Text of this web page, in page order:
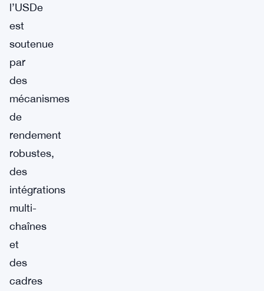
l’USDe
est
soutenue
par
des
mécanismes
de
rendement
robustes,
des
intégrations
multi-
chaînes
et
des
cadres